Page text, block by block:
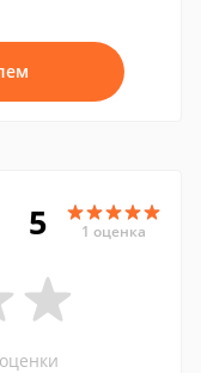
5 1 оценка